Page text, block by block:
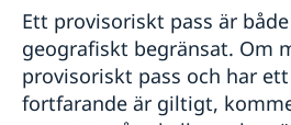
Om svenskt medborgarskap
Vigsel i Sydafrika
Intyg körkort
Förnyelse av körkort
Internationellt körkort
Avgifter
Utdrag ur folkbokföringen -
Utdrag ur belastningsregistret
Översättare
Ett provisoriskt pass är
geografiskt begränsat. Om
provisoriskt pass och har
fortfarande är giltigt,